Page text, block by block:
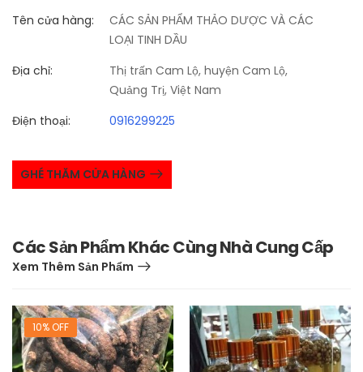
Tên cửa hàng:
CÁC SẢN PHẨM THẢO DƯỢC VÀ CÁC
LOẠI TINH DẦU
Địa chỉ:
Thị trấn Cam Lộ, huyện Cam Lộ,
Quảng Trị, Việt Nam
Điện thoại:
0916299225
GHÉ THĂM CỬA HÀNG
Các Sản Phẩm Khác Cùng Nhà Cung Cấp
Xem Thêm Sản Phẩm
10% OFF